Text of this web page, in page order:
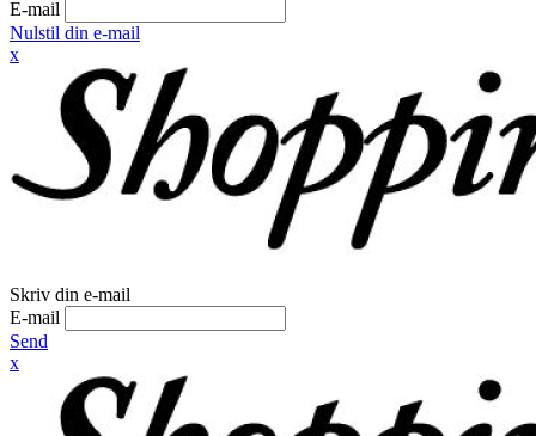
E-mail
Nulstil din e-mail
x
Skriv din e-mail
E-mail
Send
x